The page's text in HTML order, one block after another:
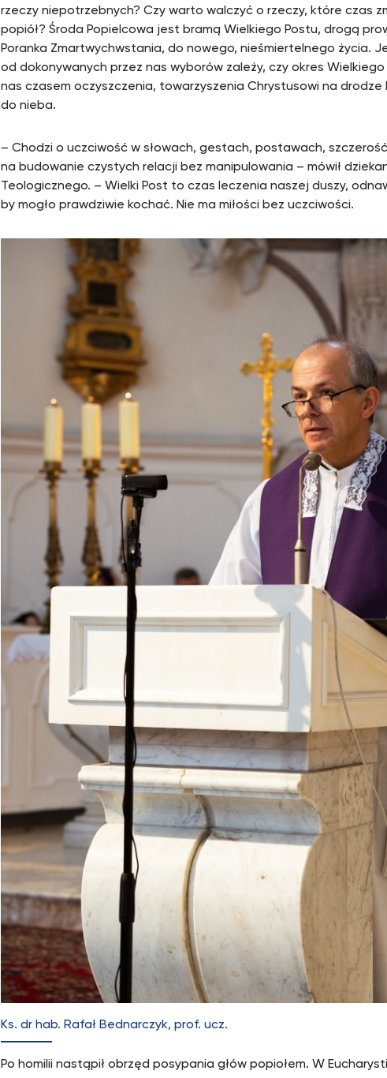
rzeczy niepotrzebnych? Czy warto walczyć o rzeczy, które czas
popiół? Środa Popielcowa jest bramą Wielkiego Postu, drogą
Poranka Zmartwychwstania, do nowego, nieśmiertelnego życia.
od dokonywanych przez nas wyborów zależy, czy okres
nas czasem oczyszczenia, towarzyszenia Chrystusowi na drodze
do nieba.
– Chodzi o uczciwość w słowach, gestach, postawach,
na budowanie czystych relacji bez manipulowania – mówił
Teologicznego. – Wielki Post to czas leczenia naszej duszy,
by mogło prawdziwie kochać. Nie ma miłości bez uczciwości.
Ks. dr hab. Rafał Bednarczyk, prof. ucz.
Po homilii nastąpił obrzęd posypania głów popiołem. W